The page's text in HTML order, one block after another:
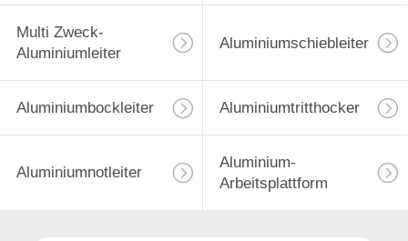
Multi Zweck-
Aluminiumleiter
Aluminiumschiebleiter
Aluminiumbockleiter Aluminiumtritthocker
Aluminiumnotleiter
Aluminium-
Arbeitsplattform